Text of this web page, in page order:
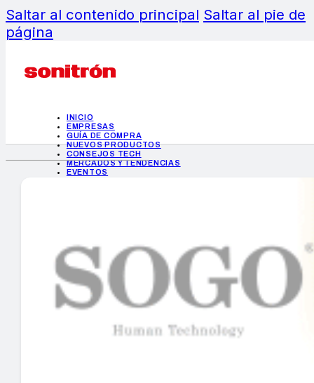
Saltar al contenido principal Saltar al pie de
página
INICIO
EMPRESAS
GUÍA DE COMPRA
NUEVOS PRODUCTOS
CONSEJOS TECH
MERCADOS Y TENDENCIAS
EVENTOS
INICIO
EMPRESAS
GUÍA DE COMPRA